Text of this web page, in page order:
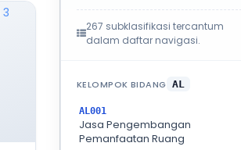
267 subklasifikasi tercantum
dalam daftar navigasi.
KELOMPOK BIDANG AL
AL001
Jasa Pengembangan
Pemanfaatan Ruang